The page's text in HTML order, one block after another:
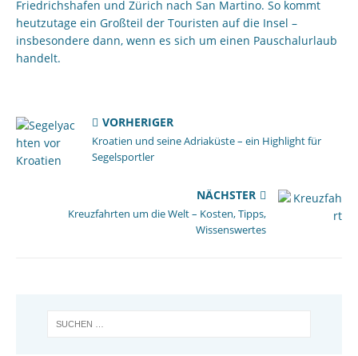
Friedrichshafen und Zürich nach San Martino. So kommt
heutzutage ein Großteil der Touristen auf die Insel –
insbesondere dann, wenn es sich um einen Pauschalurlaub
handelt.
VORHERIGER
Kroatien und seine Adriaküste – ein Highlight für
Segelsportler
NÄCHSTER
Kreuzfahrten um die Welt – Kosten, Tipps,
Wissenswertes